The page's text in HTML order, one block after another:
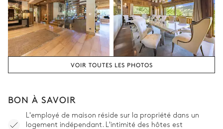
Salle de bain ch #2
Attenante
Vasque double
WC séparés de la salle de
bain
Chambre double 3
Vue sur le jardin Climatisation
VOIR TOUTES LES PHOTOS
BON À SAVOIR
L'employé de maison réside sur la propriété dans un
logement indépendant. L'intimité des hôtes est